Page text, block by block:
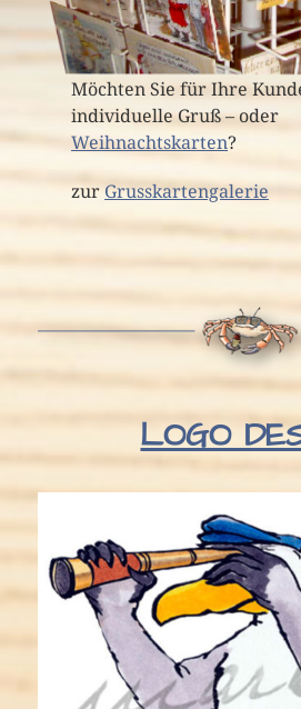
Möchten Sie für Ihre
individuelle Gruß – oder
Weihnachtskarten?
zurGrusskartengalerie
LOGO